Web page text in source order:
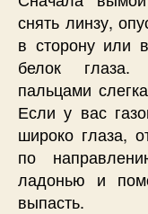
снять линзу,
в сторону или
белок
пальцами
Если у вас
широко глаза,
по
ладонью и
выпасть.